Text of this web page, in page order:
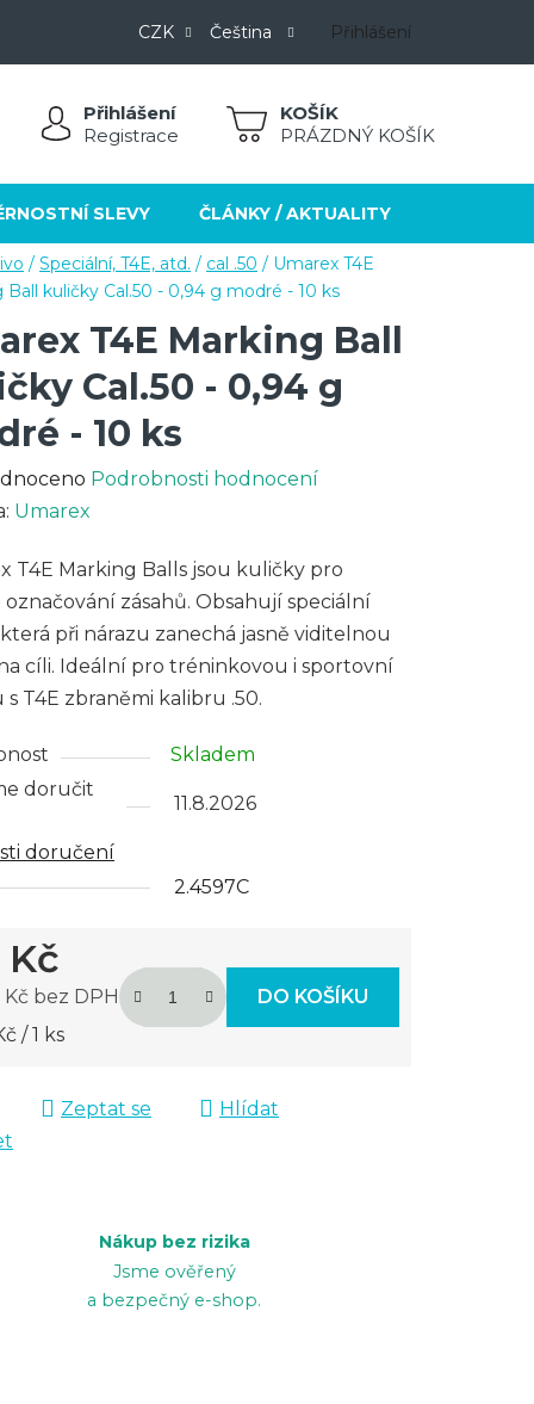
CZK Čeština Přihlášení
Přihlášení
Registrace
NÁKUPNÍPRÁZDNÝ KOŠÍK
SLEVY ČLÁNKY / AKTUALITY
/ Speciální, T4E, atd. / cal .50 / Umarex T4E
Ball kuličky Cal.50 - 0,94 g modré - 10 ks
T4E Marking Ball
Cal.50 - 0,94 g
- 10 ks
Podrobnosti hodnocení
Umarex
T4E Marking Balls jsou kuličky pro
označování zásahů. Obsahují speciální
při nárazu zanechá jasně viditelnou
cíli. Ideální pro tréninkovou i sportovní
T4E zbraněmi kalibru .50.
Skladem
doručit
11.8.2026
doručení
2.4597C
bez DPH
cena:
/ 1 ks
DO KOŠÍKU
Zeptat se
Hlídat
Nákup bez rizika
Jsme ověřený
a bezpečný e-shop.